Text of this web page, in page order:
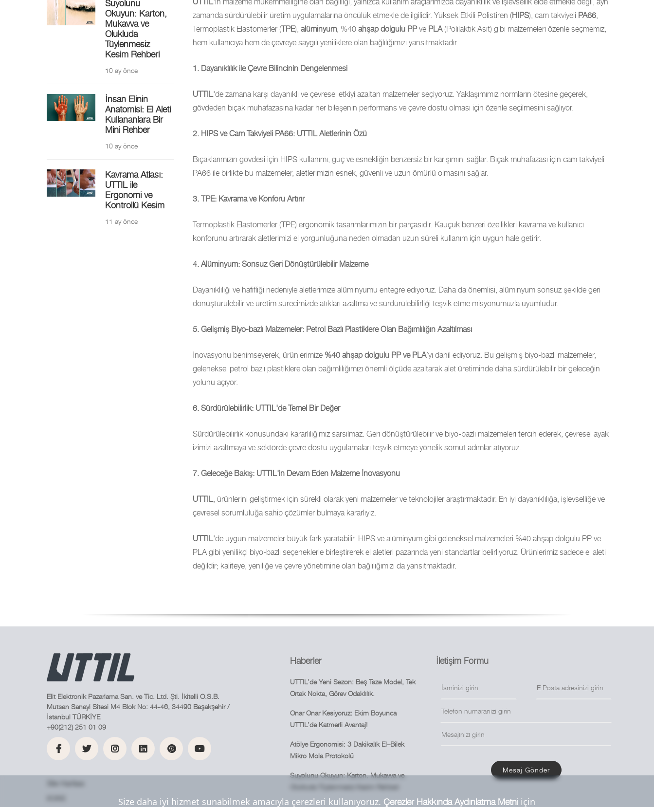
zamanda sürdürülebilir üretim uygulamalarına öncülük etmekle de ilgilidir. Yüksek Etkili Polistiren (HIPS), cam takviyeli PA66,
Termoplastik Elastomerler (TPE), alüminyum, %40 ahşap dolgulu PPve PLA(Polilaktik Asit) gibi malzemeleri özenle seçmemiz,
hem kullanıcıya hem de çevreye saygılı yeniliklere olan bağlılığımızı yansıtmaktadır.
1. Dayanıklılık ile Çevre Bilincinin Dengelenmesi
UTTIL'de zamana karşı dayanıklı ve çevresel etkiyi azaltan malzemeler seçiyoruz. Yaklaşımımız normların ötesine geçerek,
gövdeden bıçak muhafazasına kadar her bileşenin performans ve çevre dostu olması için özenle seçilmesini sağlıyor.
2. HIPS ve Cam Takviyeli PA66: UTTIL Aletlerinin Özü
Bıçaklarımızın gövdesi için HIPS kullanımı, güç ve esnekliğin benzersiz bir karışımını sağlar. Bıçak muhafazası için cam takviyeli
PA66 ile birlikte bu malzemeler, aletlerimizin esnek, güvenli ve uzun ömürlü olmasını sağlar.
3. TPE: Kavrama ve Konforu Artırır
Termoplastik Elastomerler (TPE) ergonomik tasarımlarımızın bir parçasıdır. Kauçuk benzeri özellikleri kavrama ve kullanıcı
konforunu artırarak aletlerimizi el yorgunluğuna neden olmadan uzun süreli kullanım için uygun hale getirir.
4. Alüminyum: Sonsuz Geri Dönüştürülebilir Malzeme
Dayanıklılığı ve hafifliği nedeniyle aletlerimize alüminyumu entegre ediyoruz. Daha da önemlisi, alüminyum sonsuz şekilde geri
dönüştürülebilir ve üretim sürecimizde atıkları azaltma ve sürdürülebilirliği teşvik etme misyonumuzla uyumludur.
5. Gelişmiş Biyo-bazlı Malzemeler: Petrol Bazlı Plastiklere Olan Bağımlılığın Azaltılması
İnovasyonu benimseyerek, ürünlerimize %40 ahşap dolgulu PP ve PLA’yı dahil ediyoruz. Bu gelişmiş biyo-bazlı malzemeler,
geleneksel petrol bazlı plastiklere olan bağımlılığımızı önemli ölçüde azaltarak alet üretiminde daha sürdürülebilir bir geleceğin
yolunu açıyor.
6. Sürdürülebilirlik: UTTIL'de Temel Bir Değer
Sürdürülebilirlik konusundaki kararlılığımız sarsılmaz. Geri dönüştürülebilir ve biyo-bazlı malzemeleri tercih ederek, çevresel ayak
izimizi azaltmaya ve sektörde çevre dostu uygulamaları teşvik etmeye yönelik somut adımlar atıyoruz.
7. Geleceğe Bakış: UTTIL'in Devam Eden Malzeme İnovasyonu
UTTIL, ürünlerini geliştirmek için sürekli olarak yeni malzemeler ve teknolojiler araştırmaktadır. En iyi dayanıklılığa, işlevselliğe ve
çevresel sorumluluğa sahip çözümler bulmaya kararlıyız.
UTTIL'de uygun malzemeler büyük fark yaratabilir. HIPS ve alüminyum gibi geleneksel malzemeleri %40 ahşap dolgulu PP ve
PLA gibi yenilikçi biyo-bazlı seçeneklerle birleştirerek el aletleri pazarında yeni standartlar belirliyoruz. Ürünlerimiz sadece el aleti
değildir; kaliteye, yeniliğe ve çevre yönetimine olan bağlılığımızı da yansıtmaktadır.
Suyolunu
Okuyun: Karton,
Mukavva ve
Olukluda
Tüylenmesiz
Kesim Rehberi
10 ay önce
İnsan Elinin
Anatomisi: El Aleti
Kullananlara Bir
Mini Rehber
10 ay önce
Kavrama Atlası:
UTTIL ile
Ergonomi ve
Kontrollü Kesim
11 ay önce
Elit Elektronik Pazarlama San. ve Tic. Ltd. Şti. İkitelli O.S.B.
Mutsan Sanayi Sitesi M4 Blok No: 44-46, 34490 Başakşehir /
İstanbul TÜRKİYE
+90(212) 251 01 09
Site Haritası
Haberler
UTTIL’de Yeni Sezon: Beş Taze Model, Tek
Ortak Nokta, Görev Odaklılık.
Onar Onar Kesiyoruz: Ekim Boyunca
UTTIL’de Katmerli Avantaj!
Atölye Ergonomisi: 3 Dakikalık El–Bilek
Mikro Mola Protokolü
Suyolunu Okuyun: Karton, Mukavva ve
İletişim Formu
Mesaj Gönder
Size daha iyi hizmet sunabilmek amacıyla çerezleri kullanıyoruz. Çerezler Hakkında Aydınlatma Metni için